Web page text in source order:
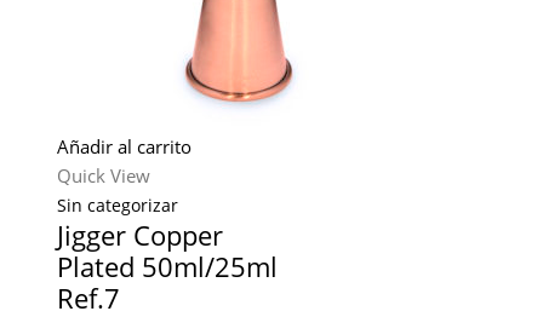
Añadir al carrito
Quick View
Sin categorizar
Jigger Copper
Plated 50ml/25ml
Ref.7